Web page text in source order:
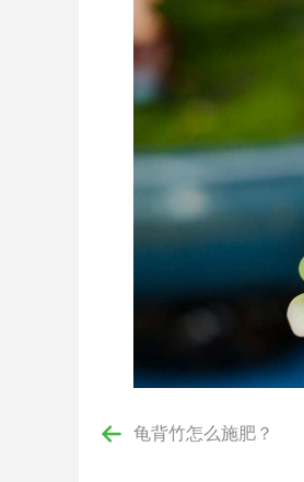
龟背竹怎么施肥？